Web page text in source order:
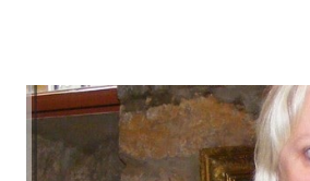
d’un ministère des droits des femmes
manifeste clairement la priorité donnée